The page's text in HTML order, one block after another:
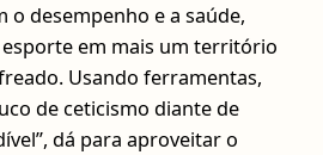
o desempenho e a saúde,
em mais um território
Usando ferramentas,
de ceticismo diante de
dá para aproveitar o